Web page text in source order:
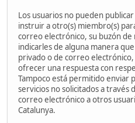
Los usuarios no pueden
instruir a otro(s) miembro(s)
correo electrónico, su buzón de
indicarles de alguna manera
privado o de correo
ofrecer una respuesta con
Tampoco está permitido enviar
servicios no solicitados a través
correo electrónico a otros
Catalunya.